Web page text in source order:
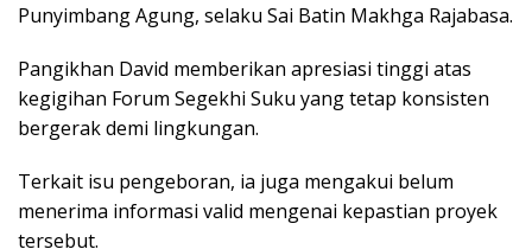
Punyimbang Agung, selaku Sai Batin Makhga Rajabasa.
Pangikhan David memberikan apresiasi tinggi atas
kegigihan Forum Segekhi Suku yang tetap konsisten
bergerak demi lingkungan.
Terkait isu pengeboran, ia juga mengakui belum
menerima informasi valid mengenai kepastian proyek
tersebut.